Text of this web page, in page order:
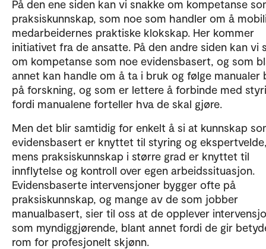
På den ene siden kan vi snakke om kompetanse
praksiskunnskap, som noe som handler om å
medarbeidernes praktiske klokskap. Her kommer
initiativet fra de ansatte. På den andre siden kan vi
om kompetanse som noe evidensbasert, og som
annet kan handle om å ta i bruk og følge manualer
på forskning, og som er lettere å forbinde med
fordi manualene forteller hva de skal gjøre.
Men det blir samtidig for enkelt å si at kunnskap
evidensbasert er knyttet til styring og
mens praksiskunnskap i større grad er knyttet til
innflytelse og kontroll over egen arbeidssituasjon.
Evidensbaserte intervensjoner bygger ofte på
praksiskunnskap, og mange av de som jobber
manualbasert, sier til oss at de opplever
som myndiggjørende, blant annet fordi de gir
rom for profesjonelt skjønn.